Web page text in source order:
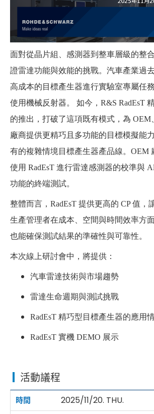
面對從晶片組、感測器到整車層級的整
證雷達功能與效能的挑戰。汽車產業過
高成本的目標產生器進行實驗室專屬任
使用機械反射器。 如今，R&S RadEsT
的推出，打破了這項既有模式，為 OEM
廠商提供更精巧且多功能的目標模擬能
有的複雜情境目標產生器產品線。OEM
使用 RadEsT 進行雷達感測器的校準與
功能的終端測試。
整體而言，RadEsT 提供更高的 CP 值，
生產管理者在成本、空間與時間效率方
也能確保測試結果的準確性與可靠性。
本次線上研討會中，將提供：
汽車雷達技術與市場趨勢
雷達生命週期與測試挑戰
RadEsT 精巧型目標產生器的應用
RadEsT 實機 DEMO 展示
活動議程
2025/11/20. THU.